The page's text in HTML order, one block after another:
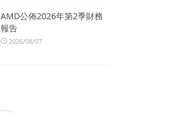
AMD公佈2026年第2季財務
報告
2026/08/07